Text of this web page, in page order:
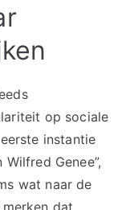
op sociale
instantie
Genee”,
wat naar de
dat